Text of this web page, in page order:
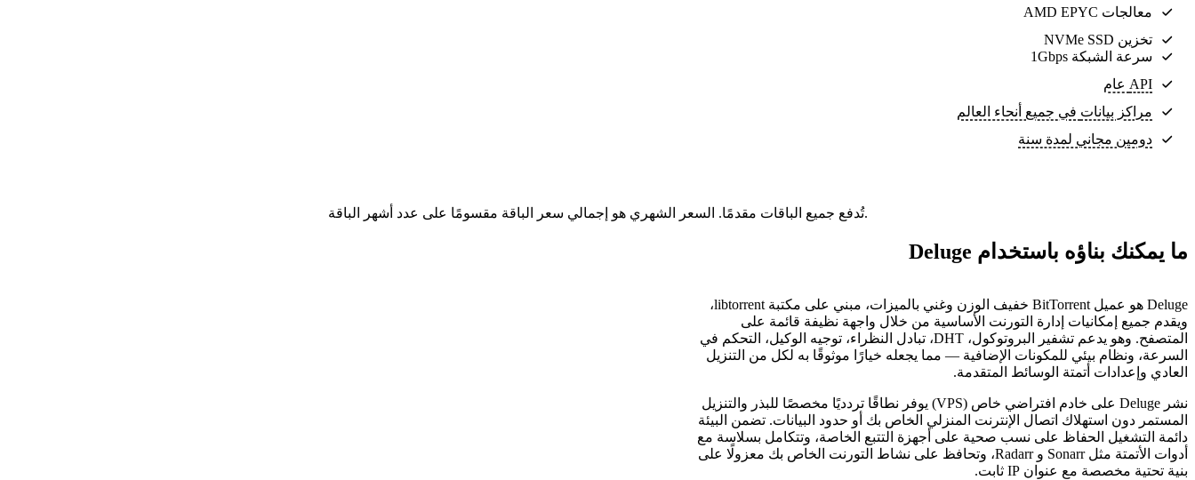
معالجات AMD EPYC
تخزين NVMe SSD
سرعة الشبكة 1Gbps
API عام
مراكز بيانات في جميع أنحاء العالم
دومين مجاني لمدة سنة
تُدفع جميع الباقات مقدمًا. السعر الشهري هو إجمالي سعر الباقة مقسومًا على عدد أشهر الباقة.
ما يمكنك بناؤه باستخدام Deluge
Deluge هو عميل BitTorrent خفيف الوزن وغني بالميزات، مبني على مكتبة libtorrent،
ويقدم جميع إمكانيات إدارة التورنت الأساسية من خلال واجهة نظيفة قائمة على
المتصفح. وهو يدعم تشفير البروتوكول، DHT، تبادل النظراء، توجيه الوكيل، التحكم في
السرعة، ونظام بيئي للمكونات الإضافية — مما يجعله خيارًا موثوقًا به لكل من التنزيل
العادي وإعدادات أتمتة الوسائط المتقدمة.
نشر Deluge على خادم افتراضي خاص (VPS) يوفر نطاقًا تردديًا مخصصًا للبذر والتنزيل
المستمر دون استهلاك اتصال الإنترنت المنزلي الخاص بك أو حدود البيانات. تضمن البيئة
دائمة التشغيل الحفاظ على نسب صحية على أجهزة التتبع الخاصة، وتتكامل بسلاسة مع
أدوات الأتمتة مثل Sonarr و Radarr، وتحافظ على نشاط التورنت الخاص بك معزولًا على
بنية تحتية مخصصة مع عنوان IP ثابت.